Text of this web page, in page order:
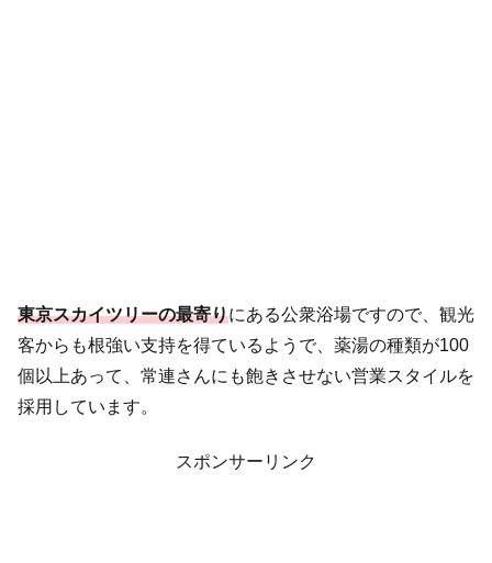
東京スカイツリーの最寄りにある公衆浴場ですので、観光
客からも根強い支持を得ているようで、薬湯の種類が100
個以上あって、常連さんにも飽きさせない営業スタイルを
採用しています。
スポンサーリンク